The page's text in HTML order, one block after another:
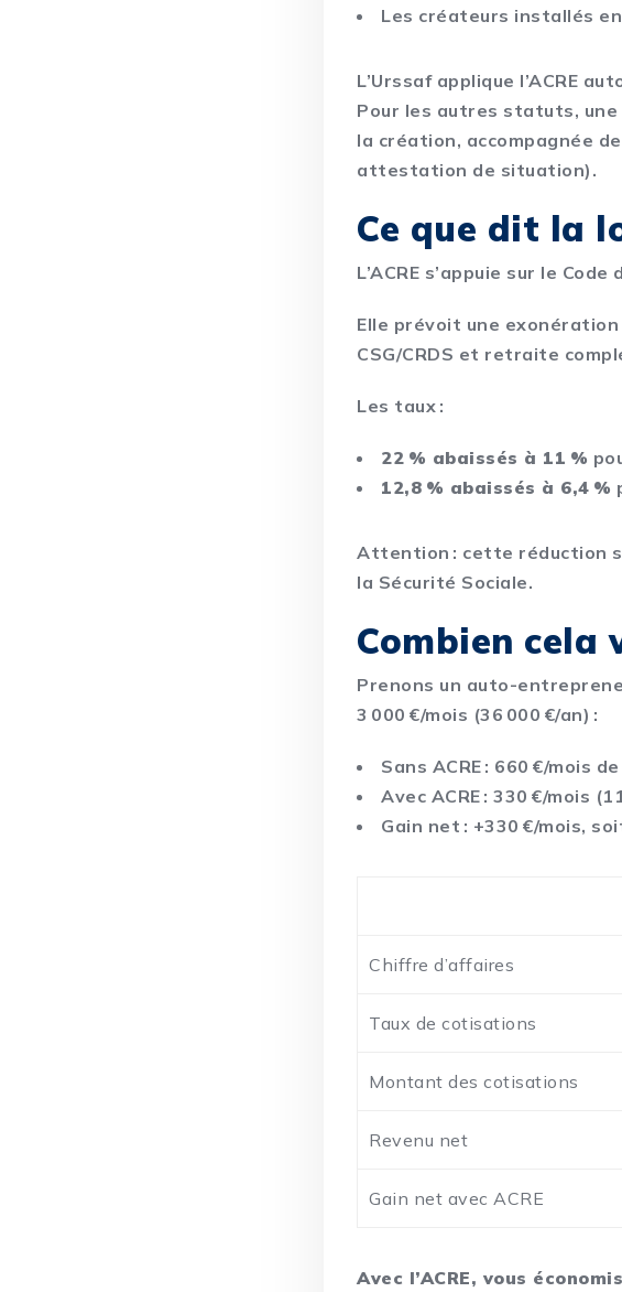
Les créateurs installés
L’Urssaf applique l’ACRE
Pour les autres statuts,
la création, accompagnée
attestation de situation).
Ce que dit la
L’ACRE s’appuie sur le
Elle prévoit une
CSG/CRDS et retraite
Les taux :
22 % abaissés à 11 %
12,8 % abaissés à 6,4 %
Attention : cette réduction
la Sécurité Sociale.
Combien cela
Prenons un auto-
3 000 €/mois (36 000 €/an) :
Sans ACRE : 660 €/mois
Avec ACRE : 330 €/mois
Gain net : +330 €/mois,
Chiffre d’affaires
Taux de cotisations
Montant des cotisations
Revenu net
Gain net avec ACRE
Avec l’ACRE, vous